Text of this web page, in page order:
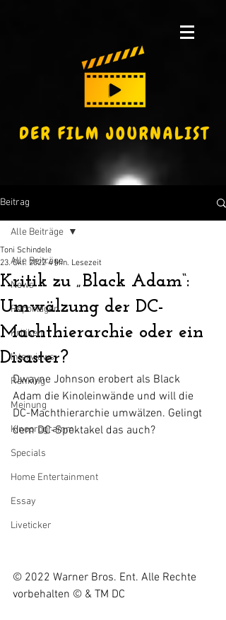
Beitrag
Alle Beiträge
News
Reportagen
Kritiken
Interviews
Ranking
Meinung
Kinoprogramm
Specials
Home Entertainment
Essay
Liveticker
Alle Beiträge
Kritik zu „Black Adam“:
Umwälzung der DC-
Machthierarchie oder ein
Disaster?
Toni Schindele
23. Okt. 2022 4 Min. Lesezeit
Dwayne Johnson erobert als Black
Adam die Kinoleinwände und will die
DC-Machthierarchie umwälzen. Gelingt
dem DC-Spektakel das auch?
© 2022 Warner Bros. Ent. Alle Rechte
vorbehalten © & TM DC